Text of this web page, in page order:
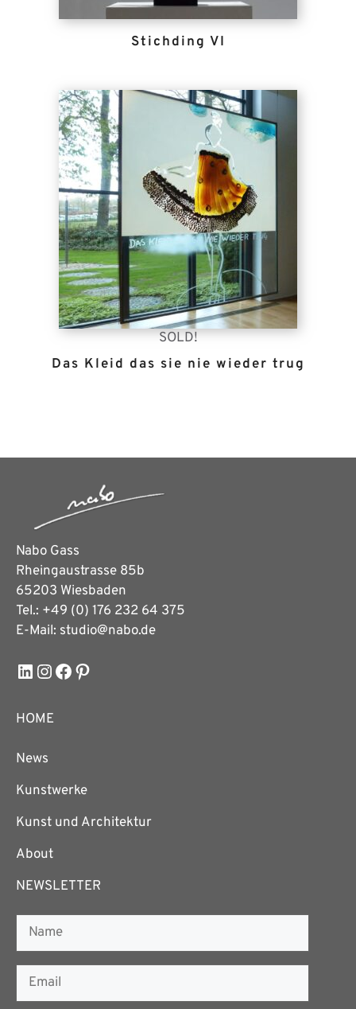
Stichding VI
SOLD!
Das Kleid das sie nie wieder trug
Nabo Gass
Rheingaustrasse 85b
65203 Wiesbaden
Tel.: +49 (0) 176 232 64 375
E-Mail: studio@nabo.de
LinkedIn
Instagram
Facebook
Pinterest
HOME
News
Kunstwerke
Kunst und Architektur
About
NEWSLETTER